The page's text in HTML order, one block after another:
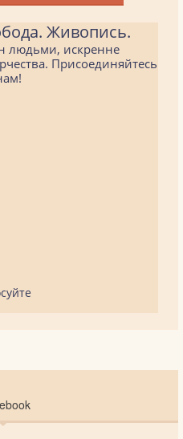
Живопись.
людьми, искренне
Присоединяйтесь